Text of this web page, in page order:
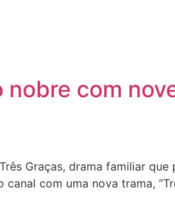
com
Graças, drama familiar que
com uma nova trama,